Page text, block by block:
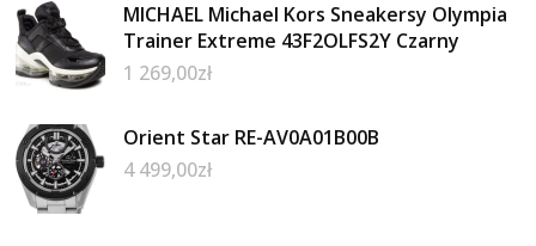
MICHAEL Michael Kors Sneakersy Olympia
Trainer Extreme 43F2OLFS2Y Czarny
1 269,00zł
Orient Star RE-AV0A01B00B
4 499,00zł